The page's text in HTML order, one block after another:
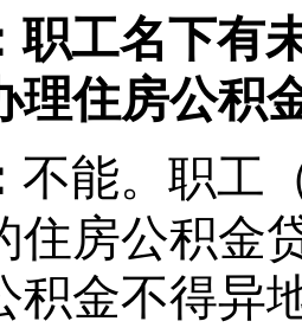
职工名下有
理住房公积
不能。职工
住房公积金
积金不得异